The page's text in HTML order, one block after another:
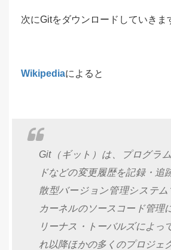
次にGitをダウンロードしていきま
Wikipediaによると
Git（ギット）は、プログラ
ドなどの変更履歴を記録・追
散型バージョン管理システ
カーネルのソースコード管理
リーナス・トーバルズによっ
れ以降ほかの多くのプロジェ